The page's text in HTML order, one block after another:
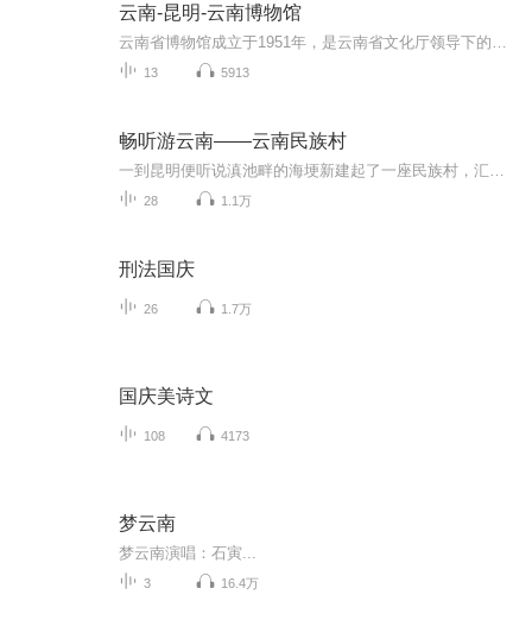
云南-昆明-云南博物馆
13 5913
畅听游云南——云南民族村
28 1.1万
刑法国庆
26 1.7万
国庆美诗文
108 4173
梦云南
梦云南演唱：石寅...
3 16.4万